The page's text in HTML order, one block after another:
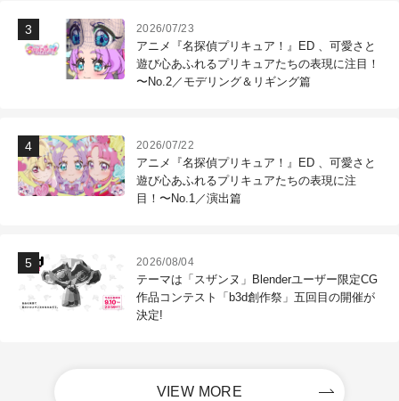
2026/07/23
アニメ『名探偵プリキュア！』ED 、可愛さと
遊び心あふれるプリキュアたちの表現に注目！
〜No.2／モデリング＆リギング篇
2026/07/22
アニメ『名探偵プリキュア！』ED 、可愛さと
遊び心あふれるプリキュアたちの表現に注
目！〜No.1／演出篇
2026/08/04
テーマは「スザンヌ」Blenderユーザー限定CG
作品コンテスト「b3d創作祭」五回目の開催が
決定!
VIEW MORE